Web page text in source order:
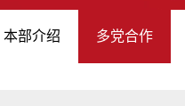
本部介绍 多党合作